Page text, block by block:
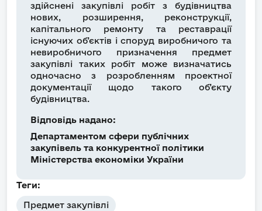
здійснені закупівлі робіт з будівництва
нових, розширення, реконструкції,
капітального ремонту та реставрації
існуючих об’єктів і споруд виробничого та
невиробничого призначення предмет
закупівлі таких робіт може визначатись
одночасно з розробленням проектної
документації щодо такого об’єкту
будівництва.
Відповідь надано:
Департаментом сфери публічних
закупівель та конкурентної політики
Міністерства економіки України
Теги:
Предмет закупівлі